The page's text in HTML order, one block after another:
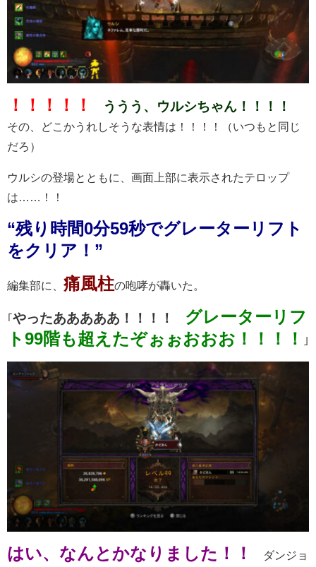
！！！！！ ううう、ウルシちゃん！！！！
その、どこかうれしそうな表情は！！！！（いつもと同じ
だろ）
ウルシの登場とともに、画面上部に表示されたテロップ
は……！！
“残り時間0分59秒でグレーターリフト
をクリア！”
編集部に、 痛風柱の咆哮が轟いた。
｢ やったあああああ！！！！
グレーターリフ
ト99階も超えたぞぉぉおおお！！！！
｣
はい、なんとかなりました！！
ダンジョ